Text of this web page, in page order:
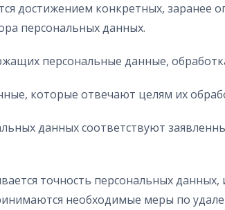
достижением конкретных, заранее
персональных данных.
персональные данные,
которые отвечают целям их
данных соответствуют
точность персональных
необходимые меры по